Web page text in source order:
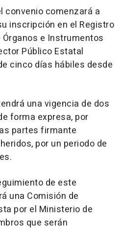
convenio comenzará a
inscripción en el Registro
e Instrumentos
Público Estatal
cinco días hábiles desde
una vigencia de dos
forma expresa, por
partes firmante
por un periodo de
de este
una Comisión de
por el Ministerio de
que serán